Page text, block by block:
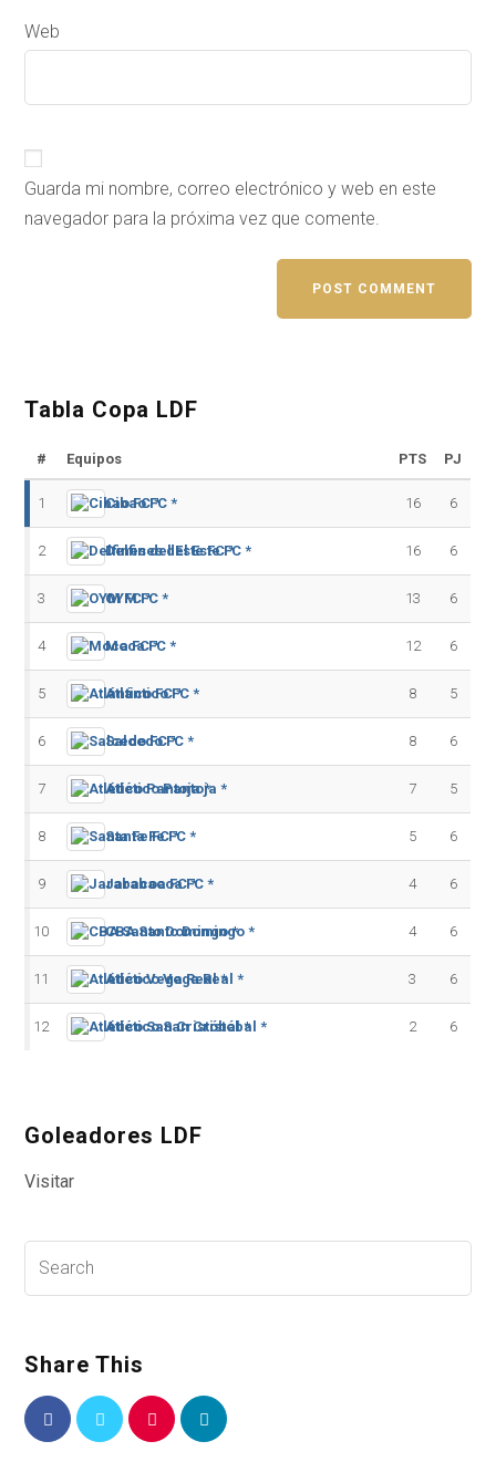
Web
Guarda mi nombre, correo electrónico y web en este
navegador para la próxima vez que comente.
Tabla Copa LDF
# Equipos PTS PJ
1 Cibao FC * 16 6
2 Delfines del Este FC * 16 6
3 OYM FC * 13 6
4 Moca FC * 12 6
5 Atlántico FC * 8 5
6 Salcedo FC * 8 6
7 Atlético Pantoja * 7 5
8 Santa Fe FC * 5 6
9 Jarabacoa FC * 4 6
10 CBA Santo Domingo * 4 6
11 Atlético Vega Real * 3 6
12 Atlético San Cristóbal * 2 6
Goleadores LDF
Visitar
Share This